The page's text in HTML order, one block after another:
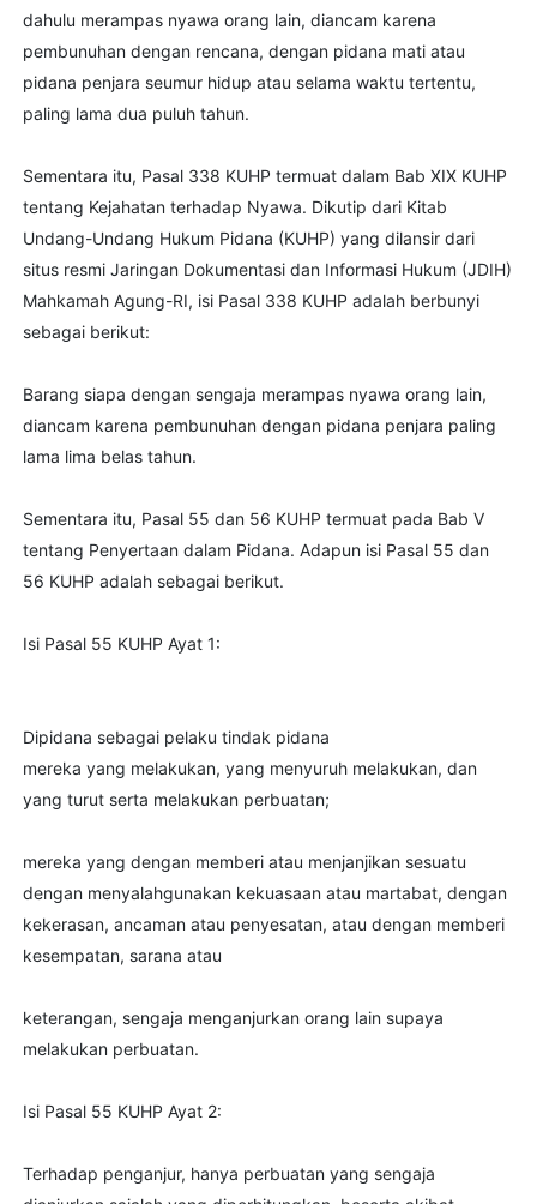
dahulu merampas nyawa orang lain, diancam karena
pembunuhan dengan rencana, dengan pidana mati atau
pidana penjara seumur hidup atau selama waktu tertentu,
paling lama dua puluh tahun.
Sementara itu, Pasal 338 KUHP termuat dalam Bab XIX KUHP
tentang Kejahatan terhadap Nyawa. Dikutip dari Kitab
Undang-Undang Hukum Pidana (KUHP) yang dilansir dari
situs resmi Jaringan Dokumentasi dan Informasi Hukum (JDIH)
Mahkamah Agung-RI, isi Pasal 338 KUHP adalah berbunyi
sebagai berikut:
Barang siapa dengan sengaja merampas nyawa orang lain,
diancam karena pembunuhan dengan pidana penjara paling
lama lima belas tahun.
Sementara itu, Pasal 55 dan 56 KUHP termuat pada Bab V
tentang Penyertaan dalam Pidana. Adapun isi Pasal 55 dan
56 KUHP adalah sebagai berikut.
Isi Pasal 55 KUHP Ayat 1:
Dipidana sebagai pelaku tindak pidana
mereka yang melakukan, yang menyuruh melakukan, dan
yang turut serta melakukan perbuatan;
mereka yang dengan memberi atau menjanjikan sesuatu
dengan menyalahgunakan kekuasaan atau martabat, dengan
kekerasan, ancaman atau penyesatan, atau dengan memberi
kesempatan, sarana atau
keterangan, sengaja menganjurkan orang lain supaya
melakukan perbuatan.
Isi Pasal 55 KUHP Ayat 2:
Terhadap penganjur, hanya perbuatan yang sengaja